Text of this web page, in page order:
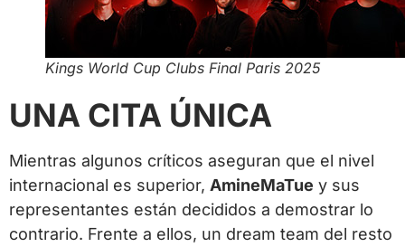
Kings World Cup Clubs Final Paris 2025
UNA CITA ÚNICA
Mientras algunos críticos aseguran que el nivel
internacional es superior, AmineMaTue y sus
representantes están decididos a demostrar lo
contrario. Frente a ellos, un dream team del resto